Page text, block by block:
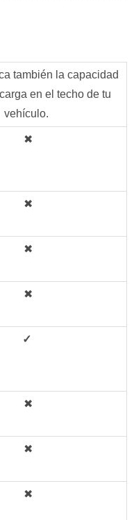
también la capacidad
en el techo de tu
vehículo.
✖
✖
✖
✖
✓
✖
✖
✖